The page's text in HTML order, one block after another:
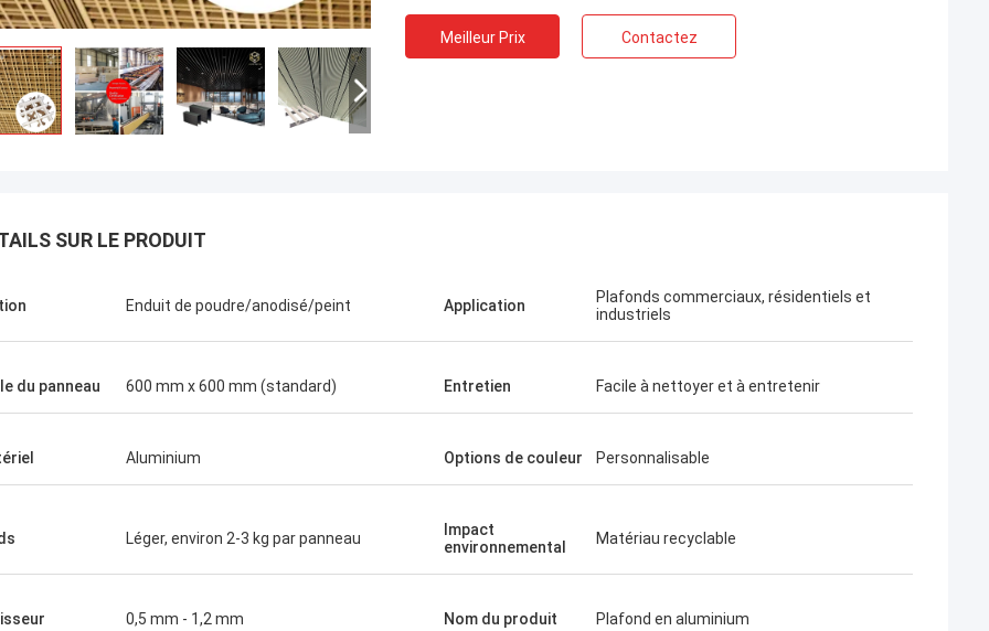
Meilleur Prix Contactez
SUR LE PRODUIT
Enduit de poudre/anodisé/peint Application
Plafonds commerciaux, résidentiels et
industriels
du panneau 600 mm x 600 mm (standard) Entretien Facile à nettoyer et à entretenir
Aluminium Options de couleur Personnalisable
Léger, environ 2-3 kg par panneau
Impact
environnemental
Matériau recyclable
0,5 mm - 1,2 mm Nom du produit Plafond en aluminium